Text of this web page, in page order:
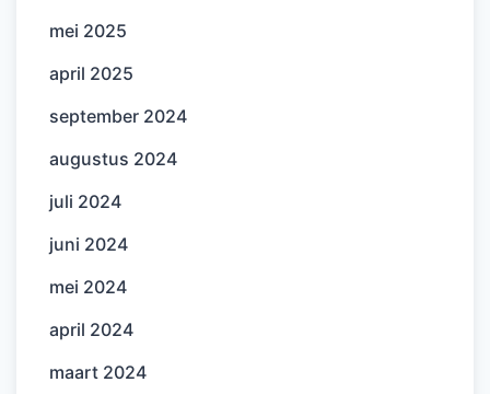
mei 2025
april 2025
september 2024
augustus 2024
juli 2024
juni 2024
mei 2024
april 2024
maart 2024